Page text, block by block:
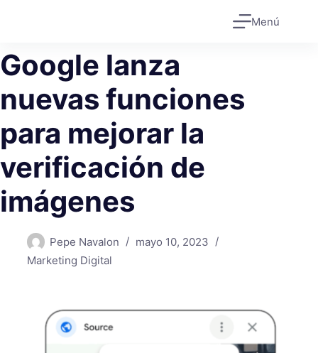
Menú
Google lanza
nuevas funciones
para mejorar la
verificación de
imágenes
Pepe Navalon
mayo 10, 2023
Marketing Digital